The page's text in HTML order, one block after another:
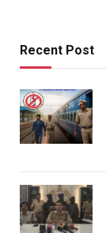
Recent Post